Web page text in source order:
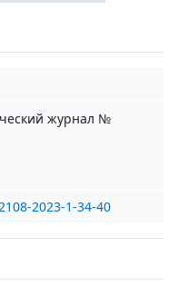
журнал №
2023-1-34-40